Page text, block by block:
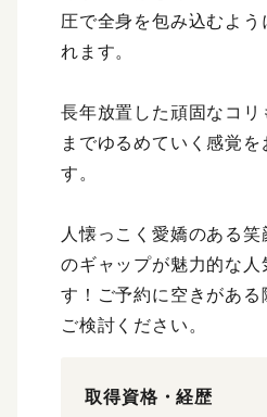
圧で全身を包み込むよう
れます。
長年放置した頑固なコ
までゆるめていく感覚
す。
人懐っこく愛嬌のある
のギャップが魅力的な
す！ご予約に空きがあ
ご検討ください。
取得資格・経歴